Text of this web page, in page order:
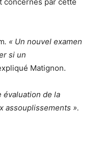
. « Un nouvel examen
si un
Matignon.
évaluation de la
assouplissements ».